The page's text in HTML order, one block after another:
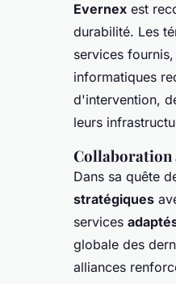
Evernex est
durabilité. Les
services
informatiques
d'intervention,
leurs
Collaboration
Dans sa quête
stratégiques
services
globale des
alliances